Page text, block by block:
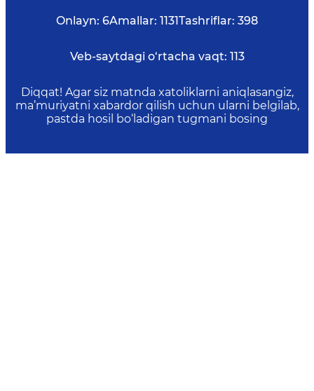
Onlayn: 6Amallar: 1131Tashriflar: 398
Veb-saytdagi o‘rtacha vaqt: 113
Diqqat! Agar siz matnda xatoliklarni aniqlasangiz,
ma’muriyatni xabardor qilish uchun ularni belgilab,
pastda hosil bo‘ladigan tugmani bosing